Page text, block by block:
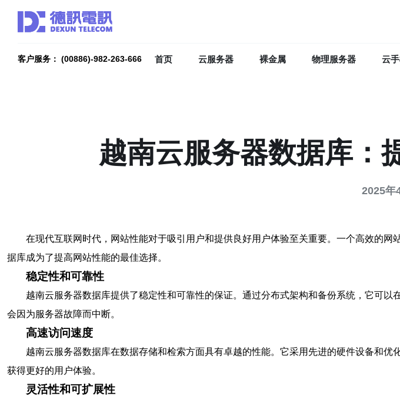
客户服务： (00886)-982-263-666 首页 云服务器 裸金属 物理服务器 云
越南云服务器数据库：
2025年
在现代互联网时代，网站性能对于吸引用户和提供良好用户体验至关重要。一个高效的
据库成为了提高网站性能的最佳选择。
稳定性和可靠性
越南云服务器数据库提供了稳定性和可靠性的保证。通过分布式架构和备份系统，它可
会因为服务器故障而中断。
高速访问速度
越南云服务器数据库在数据存储和检索方面具有卓越的性能。它采用先进的硬件设备和
获得更好的用户体验。
灵活性和可扩展性